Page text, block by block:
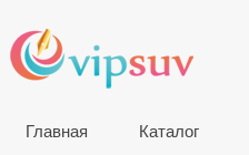
Главная Каталог